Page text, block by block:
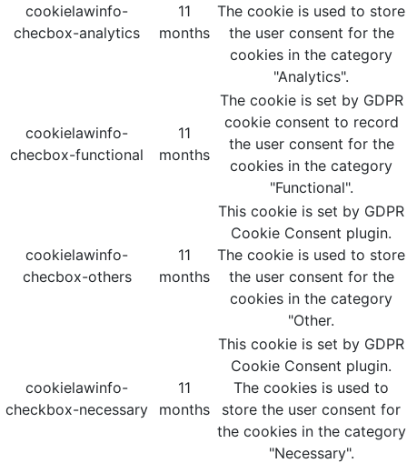
cookielawinfo-
checbox-analytics
11
months
The cookie is used to store
the user consent for the
cookies in the category
"Analytics".
cookielawinfo-
checbox-functional
11
months
The cookie is set by GDPR
cookie consent to record
the user consent for the
cookies in the category
"Functional".
cookielawinfo-
checbox-others
11
months
This cookie is set by GDPR
Cookie Consent plugin.
The cookie is used to store
the user consent for the
cookies in the category
"Other.
cookielawinfo-
checkbox-necessary
11
months
This cookie is set by GDPR
Cookie Consent plugin.
The cookies is used to
store the user consent for
the cookies in the category
"Necessary".